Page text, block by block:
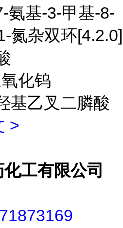
氨基-3-甲基-8-
氮杂双环[4.2.0]
化钨
基乙叉二膦酸
>
工有限公司